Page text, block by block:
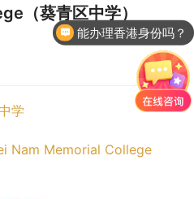
（葵青区中学）
学
Nam Memorial College
能办理香港身份吗？